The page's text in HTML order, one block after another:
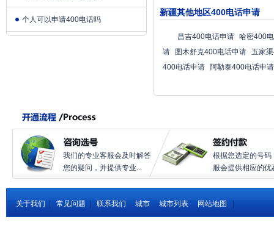
个人可以申请400电话吗
新疆其他地区400电话申请
昌吉400电话申请 哈密400
请
图木舒克400电话申请 五家
400电话申请
阿勒泰400电话申请
我们的专业客服会及时解答
您的疑问，并提供专业...
根据您选定的号码
服会提供相应的优
关于我们 常见问题 联系我们 城市 城市列表 网站地图